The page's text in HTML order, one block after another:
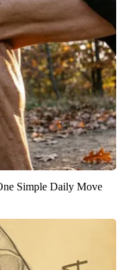
Simple Daily Move